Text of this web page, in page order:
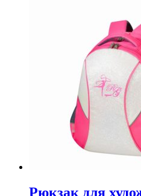
Рюкзак для